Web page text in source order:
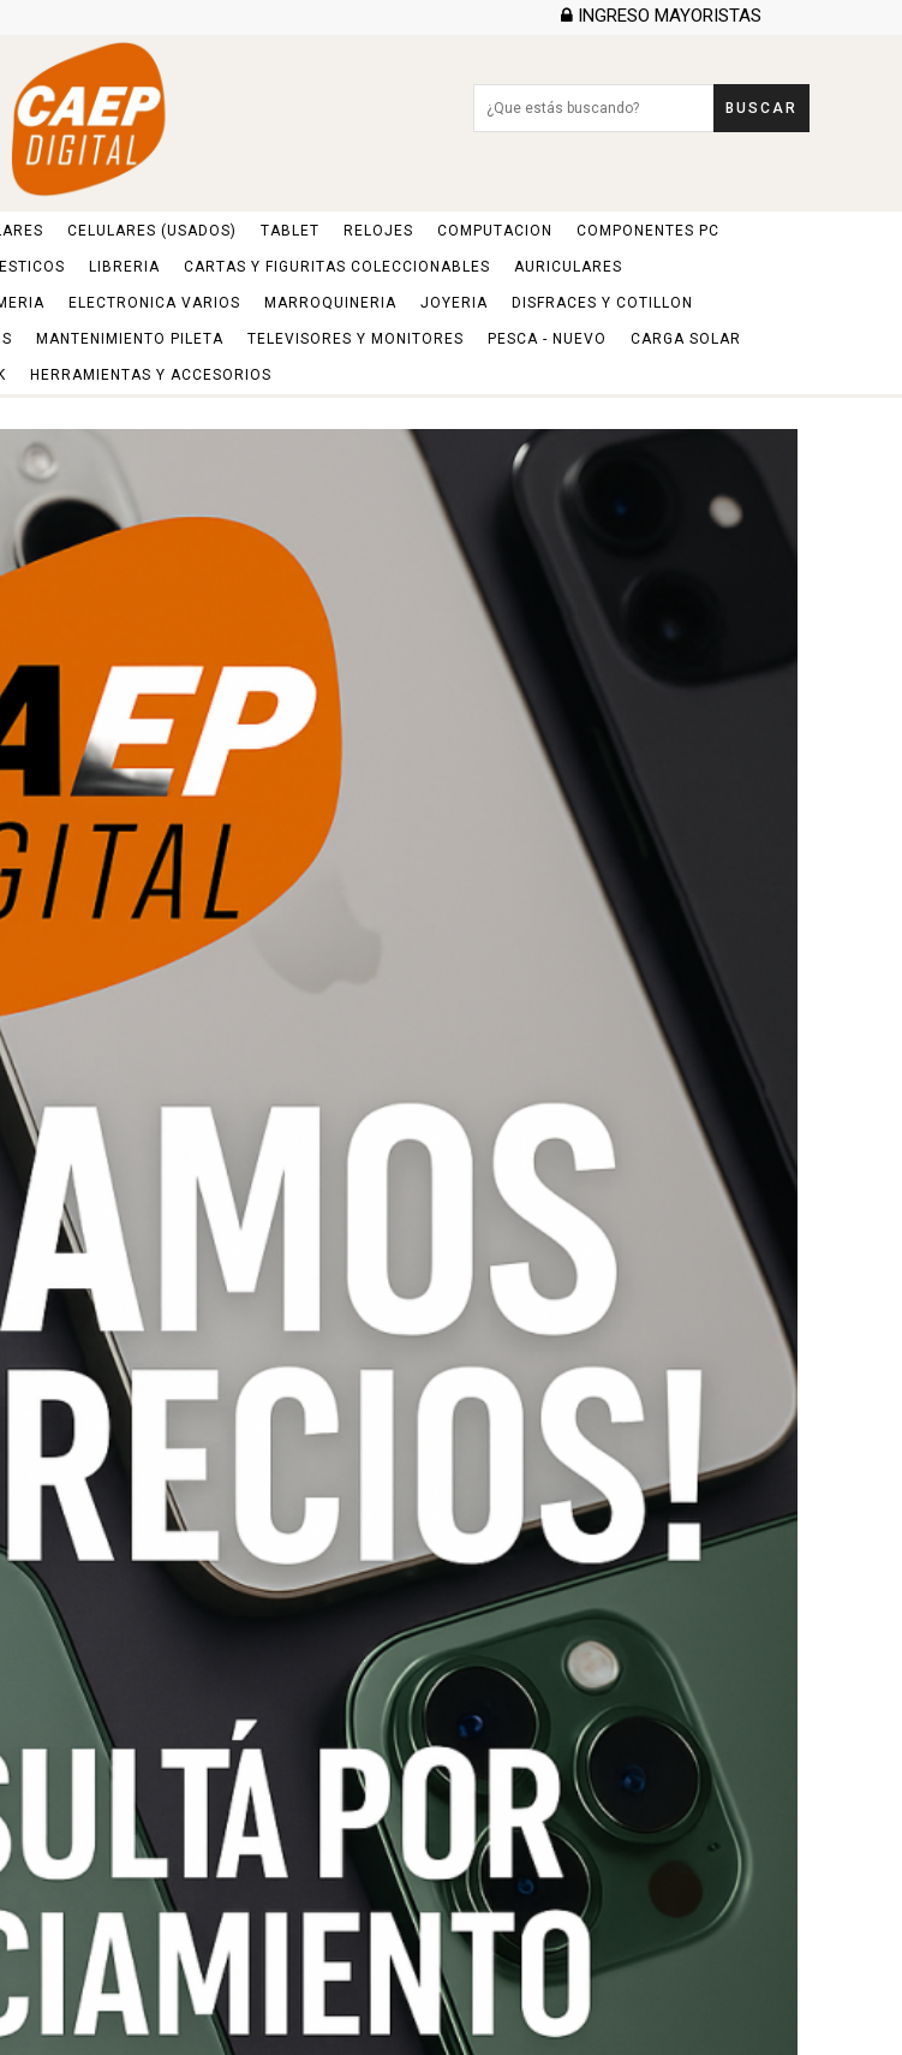
INGRESO MAYORISTAS
BUSCAR
CELULARES (USADOS) TABLET RELOJES COMPUTACION COMPONENTES PC
LIBRERIA CARTAS Y FIGURITAS COLECCIONABLES AURICULARES
ELECTRONICA VARIOS MARROQUINERIA JOYERIA DISFRACES Y COTILLON
MANTENIMIENTO PILETA TELEVISORES Y MONITORES PESCA - NUEVO CARGA SOLAR
HERRAMIENTAS Y ACCESORIOS